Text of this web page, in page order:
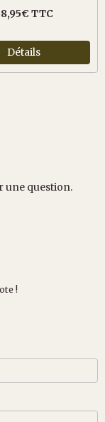
TTC
Détails
une question.
!